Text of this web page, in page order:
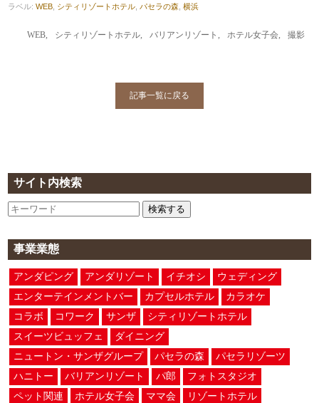
サイト内検索
検索する
事業業態
アンダピング アンダリゾート イチオシ
ウェディング
エンターテインメントバー
カプセルホテル
カラオケ
コラボ
コワーク サンザ
シティリゾートホテル
スイーツビュッフェ
ダイニング
ニュートン・サンザグループ
パセラの森
パセラリゾーツ
ハニトー
バリアンリゾート パ郎
フォトスタジオ
ペット関連
ホテル女子会 ママ会
リゾートホテル
ラベル:WEB シティリゾートホテル パセラの森 ,横浜
WEB シティリゾートホテル バリアンリゾート ホテル女子会 撮影
記事一覧に戻る